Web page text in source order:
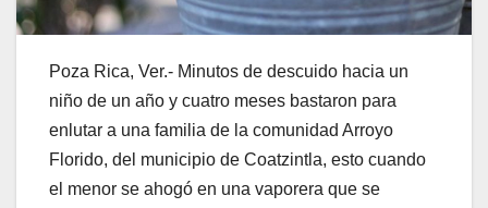
Poza Rica, Ver.- Minutos de descuido hacia un
niño de un año y cuatro meses bastaron para
enlutar a una familia de la comunidad Arroyo
Florido, del municipio de Coatzintla, esto cuando
el menor se ahogó en una vaporera que se